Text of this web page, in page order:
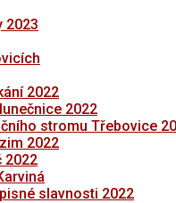
2023
2022
2022
stromu Třebovice
2022
2022
slavnosti 2022